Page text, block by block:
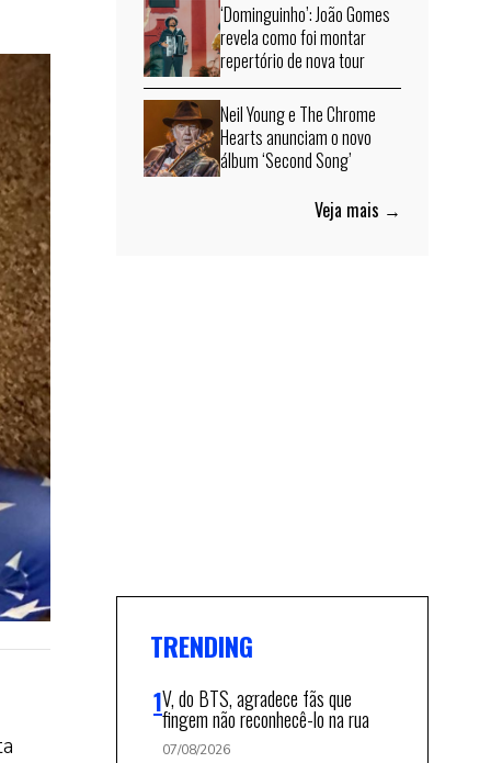
‘Dominguinho’: João Gomes
revela como foi montar
repertório de nova tour
Neil Young e The Chrome
Hearts anunciam o novo
álbum ‘Second Song’
Veja mais →
TRENDING
V, do BTS, agradece fãs que
fingem não reconhecê-lo na rua
07/08/2026